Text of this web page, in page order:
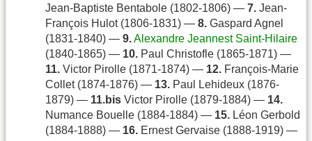
Jean-Baptiste Bentabole (1802-1806) — 7. Jean-
François Hulot (1806-1831) — 8. Gaspard Agnel
(1831-1840) — 9.Alexandre Jeannest Saint-Hilaire
(1840-1865) — 10. Paul Christofle (1865-1871) —
11. Victor Pirolle (1871-1874) — 12. François-Marie
Collet (1874-1876) — 13. Paul Lehideux (1876-
1879) — 11.bis Victor Pirolle (1879-1884) — 14.
Numance Bouelle (1884-1884) — 15. Léon Gerbold
(1884-1888) — 16. Ernest Gervaise (1888-1919) —